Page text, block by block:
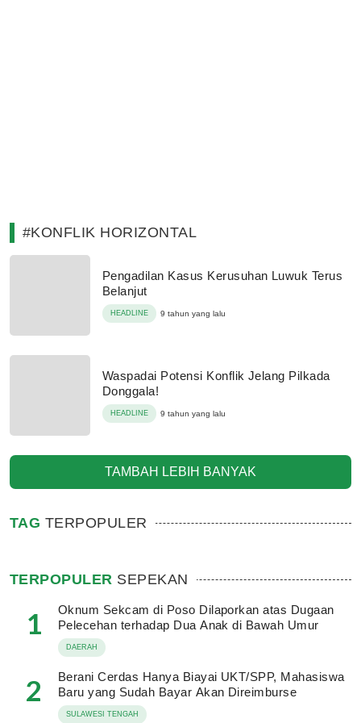
#KONFLIK HORIZONTAL
Pengadilan Kasus Kerusuhan Luwuk Terus
Belanjut
HEADLINE 9 tahun yang lalu
Waspadai Potensi Konflik Jelang Pilkada
Donggala!
HEADLINE 9 tahun yang lalu
TAMBAH LEBIH BANYAK
TAG TERPOPULER
TERPOPULER SEPEKAN
1
Oknum Sekcam di Poso Dilaporkan atas Dugaan
Pelecehan terhadap Dua Anak di Bawah Umur
DAERAH
2
Berani Cerdas Hanya Biayai UKT/SPP, Mahasiswa
Baru yang Sudah Bayar Akan Direimburse
SULAWESI TENGAH